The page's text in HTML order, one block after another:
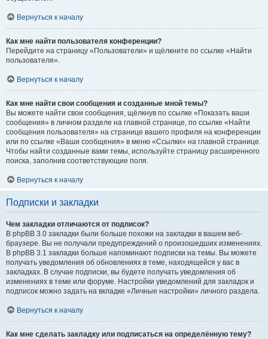
Вернуться к началу
Как мне найти пользователя конференции?
Перейдите на страницу «Пользователи» и щёлкните по ссылке «Найти
пользователя».
Вернуться к началу
Как мне найти свои сообщения и созданные мной темы?
Вы можете найти свои сообщения, щёлкнув по ссылке «Показать ваши
сообщения» в личном разделе на главной странице, по ссылке «Найти
сообщения пользователя» на странице вашего профиля на конференции
или по ссылке «Ваши сообщения» в меню «Ссылки» на главной странице.
Чтобы найти созданные вами темы, используйте страницу расширенного
поиска, заполнив соответствующие поля.
Вернуться к началу
Подписки и закладки
Чем закладки отличаются от подписок?
В phpBB 3.0 закладки были больше похожи на закладки в вашем веб-
браузере. Вы не получали предупреждений о произошедших изменениях.
В phpBB 3.1 закладки больше напоминают подписки на темы. Вы можете
получать уведомления об обновлениях в теме, находящейся у вас в
закладках. В случае подписки, вы будете получать уведомления об
изменениях в теме или форуме. Настройки уведомлений для закладок и
подписок можно задать на вкладке «Личные настройки» личного раздела.
Вернуться к началу
Как мне сделать закладку или подписаться на определённую тему?